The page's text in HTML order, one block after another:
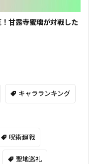
！甘露寺蜜璃が対戦した
キャラランキング
呪術廻戦
聖地巡礼